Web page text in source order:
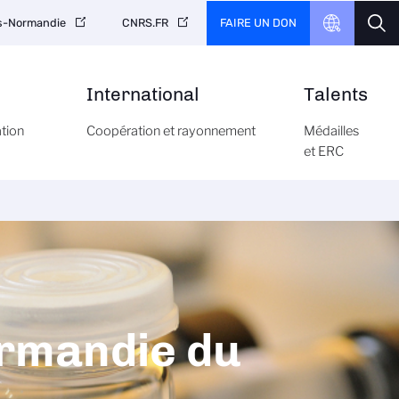
International
Coopération et rayonnement
Talents
Médailles
et ERC
Normandie CNRS.FR FAIRE UN DON
du